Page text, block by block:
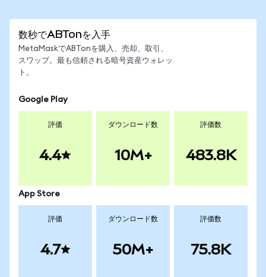
数秒でABTonを入手
MetaMaskでABTonを購入、売却、取引、
スワップ。最も信頼される暗号資産ウォレッ
ト。
Google Play
評価
4.4
ダウンロード数
10M+
評価数
483.8K
App Store
評価
4.7
ダウンロード数
50M+
評価数
75.8K